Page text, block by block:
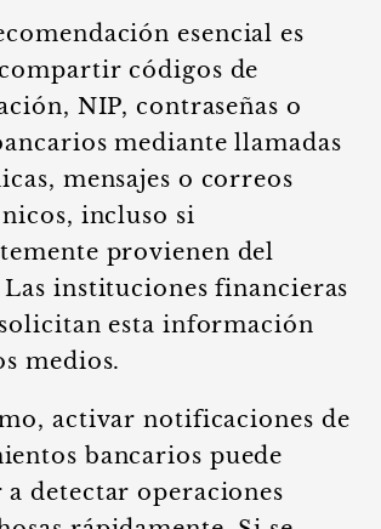
esencial es
códigos de
NIP, contraseñas o
mediante llamadas
mensajes o correos
incluso si
provienen del
Las instituciones financieras
esta información
medios.
activar notificaciones de
bancarios puede
a detectar operaciones